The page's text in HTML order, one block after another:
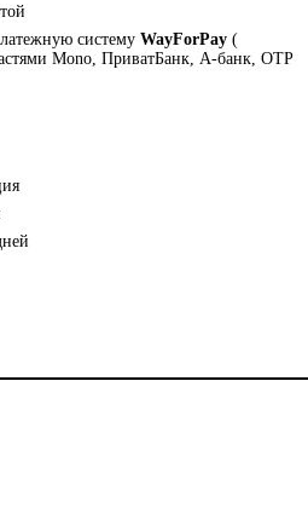
систему WayForPay (
Mono, ПриватБанк, А-банк, OTP